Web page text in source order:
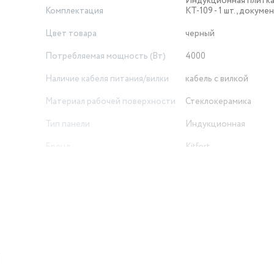
Комплектация
КТ-109 - 1 шт.,
Цвет товара
черный
Потребляемая мощность (Вт)
4000
Наличие кабеля питания/вилки
кабель с вилкой
Материал рабочей поверхности
Стеклокерамика
Тип панели
Индукционная
Kitfort